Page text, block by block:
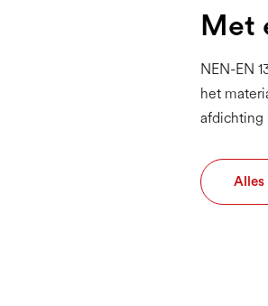
Met
NEN-EN
het
afdichting
Alles